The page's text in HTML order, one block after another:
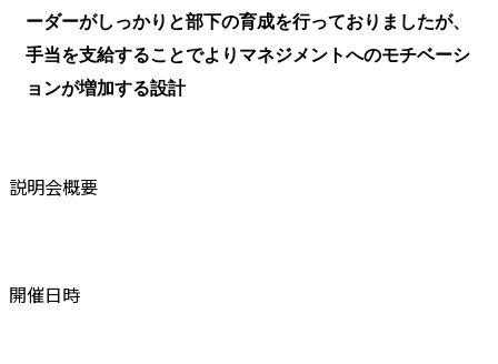
ーダーがしっかりと部下の育成を行っておりましたが、
手当を支給することでよりマネジメントへのモチベーシ
ョンが増加する設計
説明会概要
開催日時